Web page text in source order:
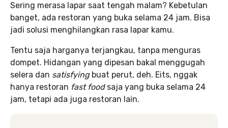
Sering merasa lapar saat tengah malam? Kebetulan
banget, ada restoran yang buka selama 24 jam. Bisa
jadi solusi menghilangkan rasa lapar kamu.
Tentu saja harganya terjangkau, tanpa menguras
dompet. Hidangan yang dipesan bakal menggugah
selera dan satisfying buat perut, deh. Eits, nggak
hanya restoran fast food saja yang buka selama 24
jam, tetapi ada juga restoran lain.